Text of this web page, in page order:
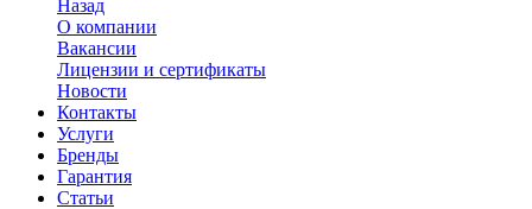
Назад
О компании
Вакансии
Лицензии и сертификаты
Новости
Контакты
Услуги
Бренды
Гарантия
Статьи